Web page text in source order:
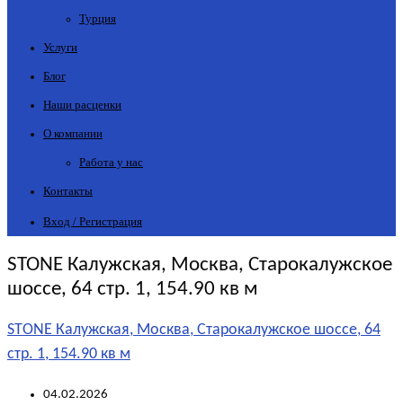
Турция
Услуги
Блог
Наши расценки
О компании
Работа у нас
Контакты
Вход / Регистрация
STONE Калужская, Москва, Старокалужское
шоссе, 64 стр. 1, 154.90 кв м
STONE Калужская, Москва, Старокалужское шоссе, 64
стр. 1, 154.90 кв м
04.02.2026